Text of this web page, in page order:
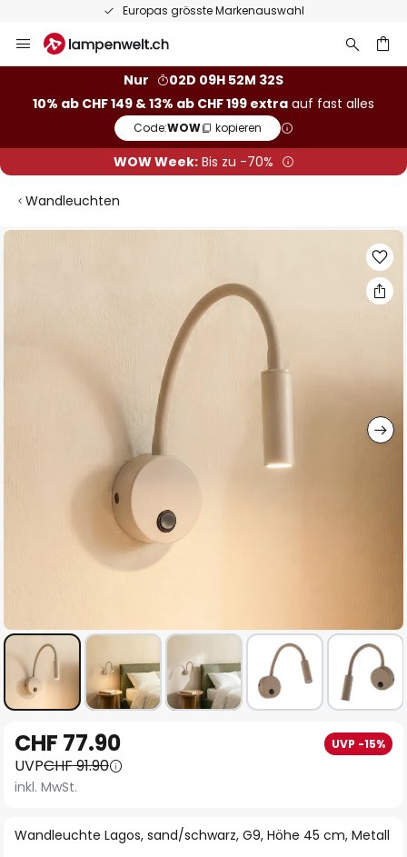
Europas grösste Markenauswahl
Inhalt
Nur
02D 09H 52M 31S
10% ab CHF 149 & 13% ab CHF 199 extra auf fast alles
Code:WOW kopieren
WOW Week:Bis zu -70%
Wandleuchten
Zum
springen
Anfang
der
Bildgalerie
Wandleuchte Lagos, sand/schwarz, G9, Höhe 45 cm, Metall
CHF 77.90 UVP -15%
UVPCHF 91.90
inkl. MwSt.